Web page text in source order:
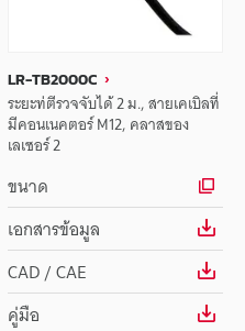
LR-TB2000C
ระยะท่ตีรวจจับได้ 2 ม., สายเคเบิลที่
มีคอนเนคตอร์ M12, คลาสของ
เลเซอร์ 2
ขนาด
เอกสารข้อมูล
CAD / CAE
คู่มือ